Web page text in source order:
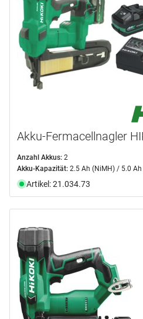
Akku-Fermacellnagler
Anzahl Akkus: 2
Akku-Kapazität: 2.5 Ah (NiMH) / 5.0 Ah
Artikel: 21.034.73